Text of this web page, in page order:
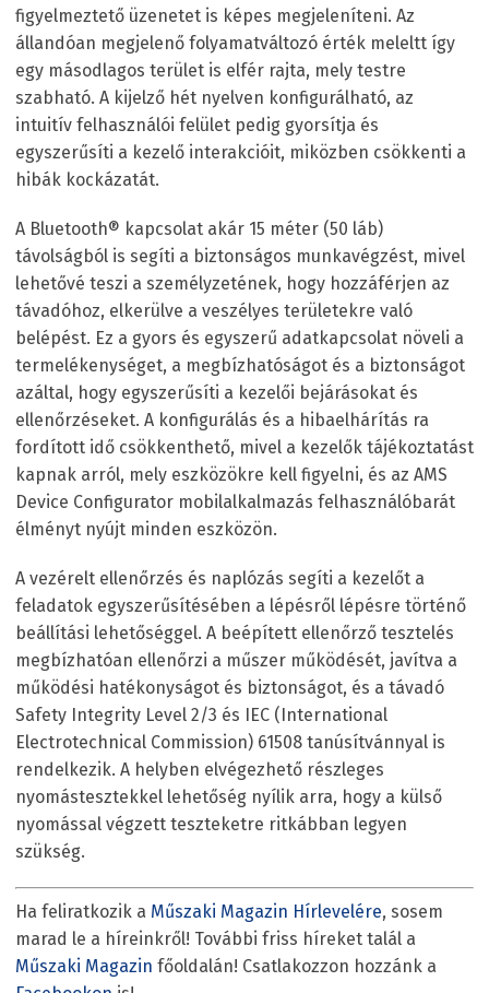
figyelmeztető üzenetet is képes megjeleníteni. Az
állandóan megjelenő folyamatváltozó érték meleltt így
egy másodlagos terület is elfér rajta, mely testre
szabható. A kijelző hét nyelven konfigurálható, az
intuitív felhasználói felület pedig gyorsítja és
egyszerűsíti a kezelő interakcióit, miközben csökkenti a
hibák kockázatát.
A Bluetooth® kapcsolat akár 15 méter (50 láb)
távolságból is segíti a biztonságos munkavégzést, mivel
lehetővé teszi a személyzetének, hogy hozzáférjen az
távadóhoz, elkerülve a veszélyes területekre való
belépést. Ez a gyors és egyszerű adatkapcsolat növeli a
termelékenységet, a megbízhatóságot és a biztonságot
azáltal, hogy egyszerűsíti a kezelői bejárásokat és
ellenőrzéseket. A konfigurálás és a hibaelhárítás ra
fordított idő csökkenthető, mivel a kezelők tájékoztatást
kapnak arról, mely eszközökre kell figyelni, és az AMS
Device Configurator mobilalkalmazás felhasználóbarát
élményt nyújt minden eszközön.
A vezérelt ellenőrzés és naplózás segíti a kezelőt a
feladatok egyszerűsítésében a lépésről lépésre történő
beállítási lehetőséggel. A beépített ellenőrző tesztelés
megbízhatóan ellenőrzi a műszer működését, javítva a
működési hatékonyságot és biztonságot, és a távadó
Safety Integrity Level 2/3 és IEC (International
Electrotechnical Commission) 61508 tanúsítvánnyal is
rendelkezik. A helyben elvégezhető részleges
nyomástesztekkel lehetőség nyílik arra, hogy a külső
nyomással végzett teszteketre ritkábban legyen
szükség.
Ha feliratkozik a Műszaki Magazin Hírlevelére, sosem
marad le a híreinkről! További friss híreket talál a
Műszaki Magazin főoldalán! Csatlakozzon hozzánk a